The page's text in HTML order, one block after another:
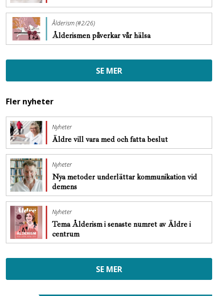
Ålderism (#2/26)
Ålderismen påverkar vår hälsa
SE MER
Fler nyheter
Nyheter
Äldre vill vara med och fatta beslut
Nyheter
Nya metoder underlättar kommunikation vid
demens
Nyheter
Tema Ålderism i senaste numret av Äldre i
centrum
SE MER